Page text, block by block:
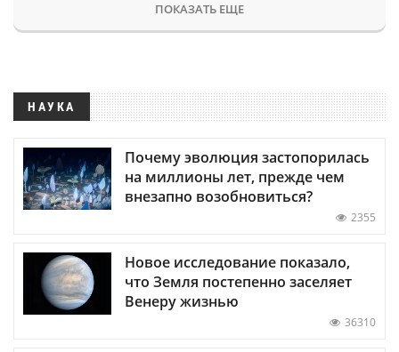
ПОКАЗАТЬ ЕЩЕ
НАУКА
Почему эволюция застопорилась
на миллионы лет, прежде чем
внезапно возобновиться?
2355
Новое исследование показало,
что Земля постепенно заселяет
Венеру жизнью
36310